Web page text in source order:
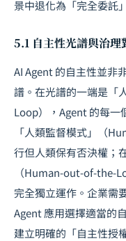
景中退化為「完全委託
5.1 自主性光譜與治理
AI Agent 的自主性並非
譜。在光譜的一端是「
Loop），Agent 的每一
「人類監督模式」（
行但人類保有否決權；
（Human-out-of-the-
完全獨立運作。企業需
Agent 應用選擇適當的
建立明確的「自主性授